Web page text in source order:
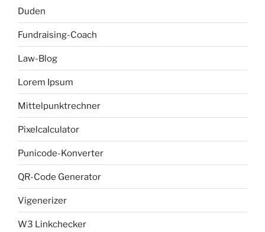
Duden
Fundraising-Coach
Law-Blog
Lorem Ipsum
Mittelpunktrechner
Pixelcalculator
Punicode-Konverter
QR-Code Generator
Vigenerizer
W3 Linkchecker